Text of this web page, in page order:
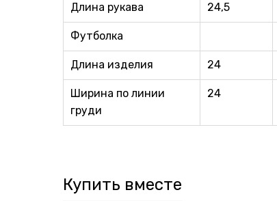
Длина рукава 24,5
Футболка
Длина изделия 24
Ширина по линии
груди
24
Купить вместе